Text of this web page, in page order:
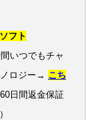
フト
いつでもチャ
ロジー→ こち
60日間返金保証